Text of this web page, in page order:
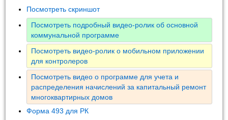
Посмотреть скриншот
Посмотреть подробный видео-ролик об основной
коммунальной программе
Посмотреть видео-ролик о мобильном приложении
для контролеров
Посмотреть видео о программе для учета и
распределения начислений за капитальный ремонт
многоквартирных домов
Форма 493 для РК